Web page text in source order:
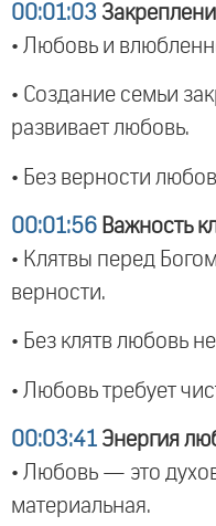
00:01:03
• Любовь и
• Создание семьи
развивает любовь.
• Без верности
00:01:56 Важность
• Клятвы перед
верности.
• Без клятв любовь
• Любовь требует
00:03:41 Энергия
• Любовь — это
материальная.